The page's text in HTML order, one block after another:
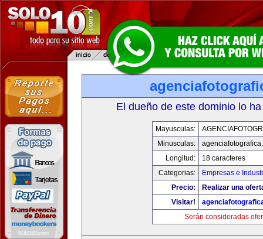
El dueño de este dominio lo
Mayusculas:
Minusculas:
Longitud:
18 caracteres
Categorias:
Empresas e
Precio:
Realizar una
Visitar!
Serán consideradas